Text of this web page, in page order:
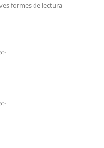
formes de lectura